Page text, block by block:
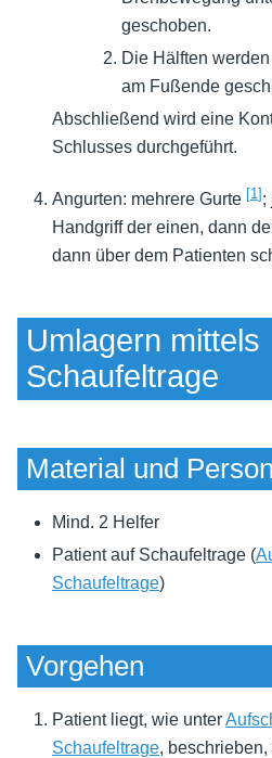
geschoben.
Die Hälften
am Fußende
Abschließend wird eine
Schlusses durchgeführt.
Angurten: mehrere Gurte [1];
Handgriff der einen, dann
dann über dem Patienten
Umlagern mittels
Schaufeltrage
Material und
Mind. 2 Helfer
Patient auf Schaufeltrage (
Schaufeltrage)
Vorgehen
Patient liegt, wie unter
Schaufeltrage,